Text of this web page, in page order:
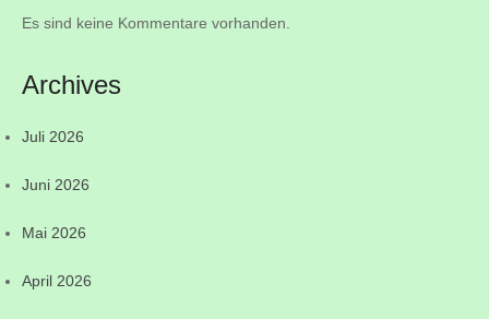
Es sind keine Kommentare vorhanden.
Archives
Juli 2026
Juni 2026
Mai 2026
April 2026